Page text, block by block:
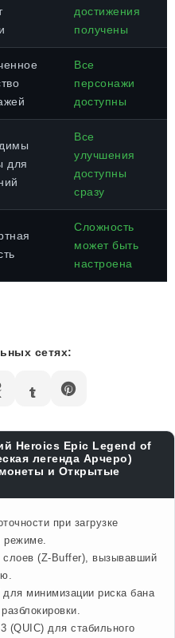
достижения
получены
Все
персонажи
доступны
для
Все
улучшения
доступны
сразу
Сложность
может быть
настроена
сетях:
Heroics Epic Legend of
легенда Арчеро)
и Открытые
при загрузке
режиме.
(Z-Buffer), вызывавший
минимизации риска бана
(QUIC) для стабильного